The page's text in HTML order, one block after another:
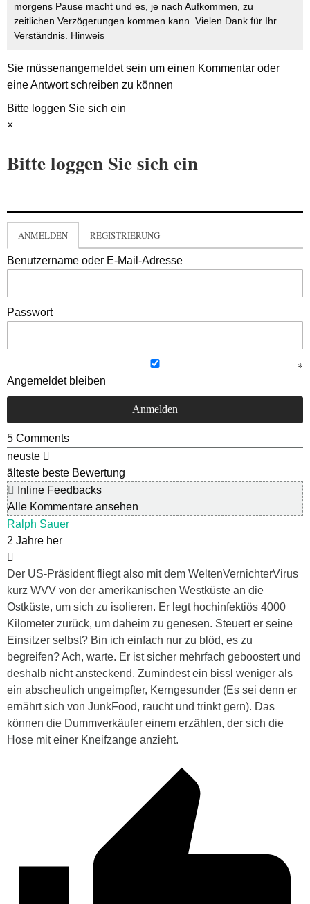
morgens Pause macht und es, je nach Aufkommen, zu
zeitlichen Verzögerungen kommen kann. Vielen Dank für Ihr
Verständnis. Hinweis
Sie müssenangemeldetsein um einen Kommentar oder
eine Antwort schreiben zu können
Bitte loggen Sie sich ein
×
Bitte loggen Sie sich ein
ANMELDEN REGISTRIERUNG
Benutzername oder E-Mail-Adresse
Passwort
Angemeldet bleiben
5 Comments
neuste
älteste beste Bewertung
Inline Feedbacks
Alle Kommentare ansehen
Ralph Sauer
2 Jahre her
Der US-Präsident fliegt also mit dem WeltenVernichterVirus
kurz WVV von der amerikanischen Westküste an die
Ostküste, um sich zu isolieren. Er legt hochinfektiös 4000
Kilometer zurück, um daheim zu genesen. Steuert er seine
Einsitzer selbst? Bin ich einfach nur zu blöd, es zu
begreifen? Ach, warte. Er ist sicher mehrfach geboostert und
deshalb nicht ansteckend. Zumindest ein bissl weniger als
ein abscheulich ungeimpfter, Kerngesunder (Es sei denn er
ernährt sich von JunkFood, raucht und trinkt gern). Das
können die Dummverkäufer einem erzählen, der sich die
Hose mit einer Kneifzange anzieht.